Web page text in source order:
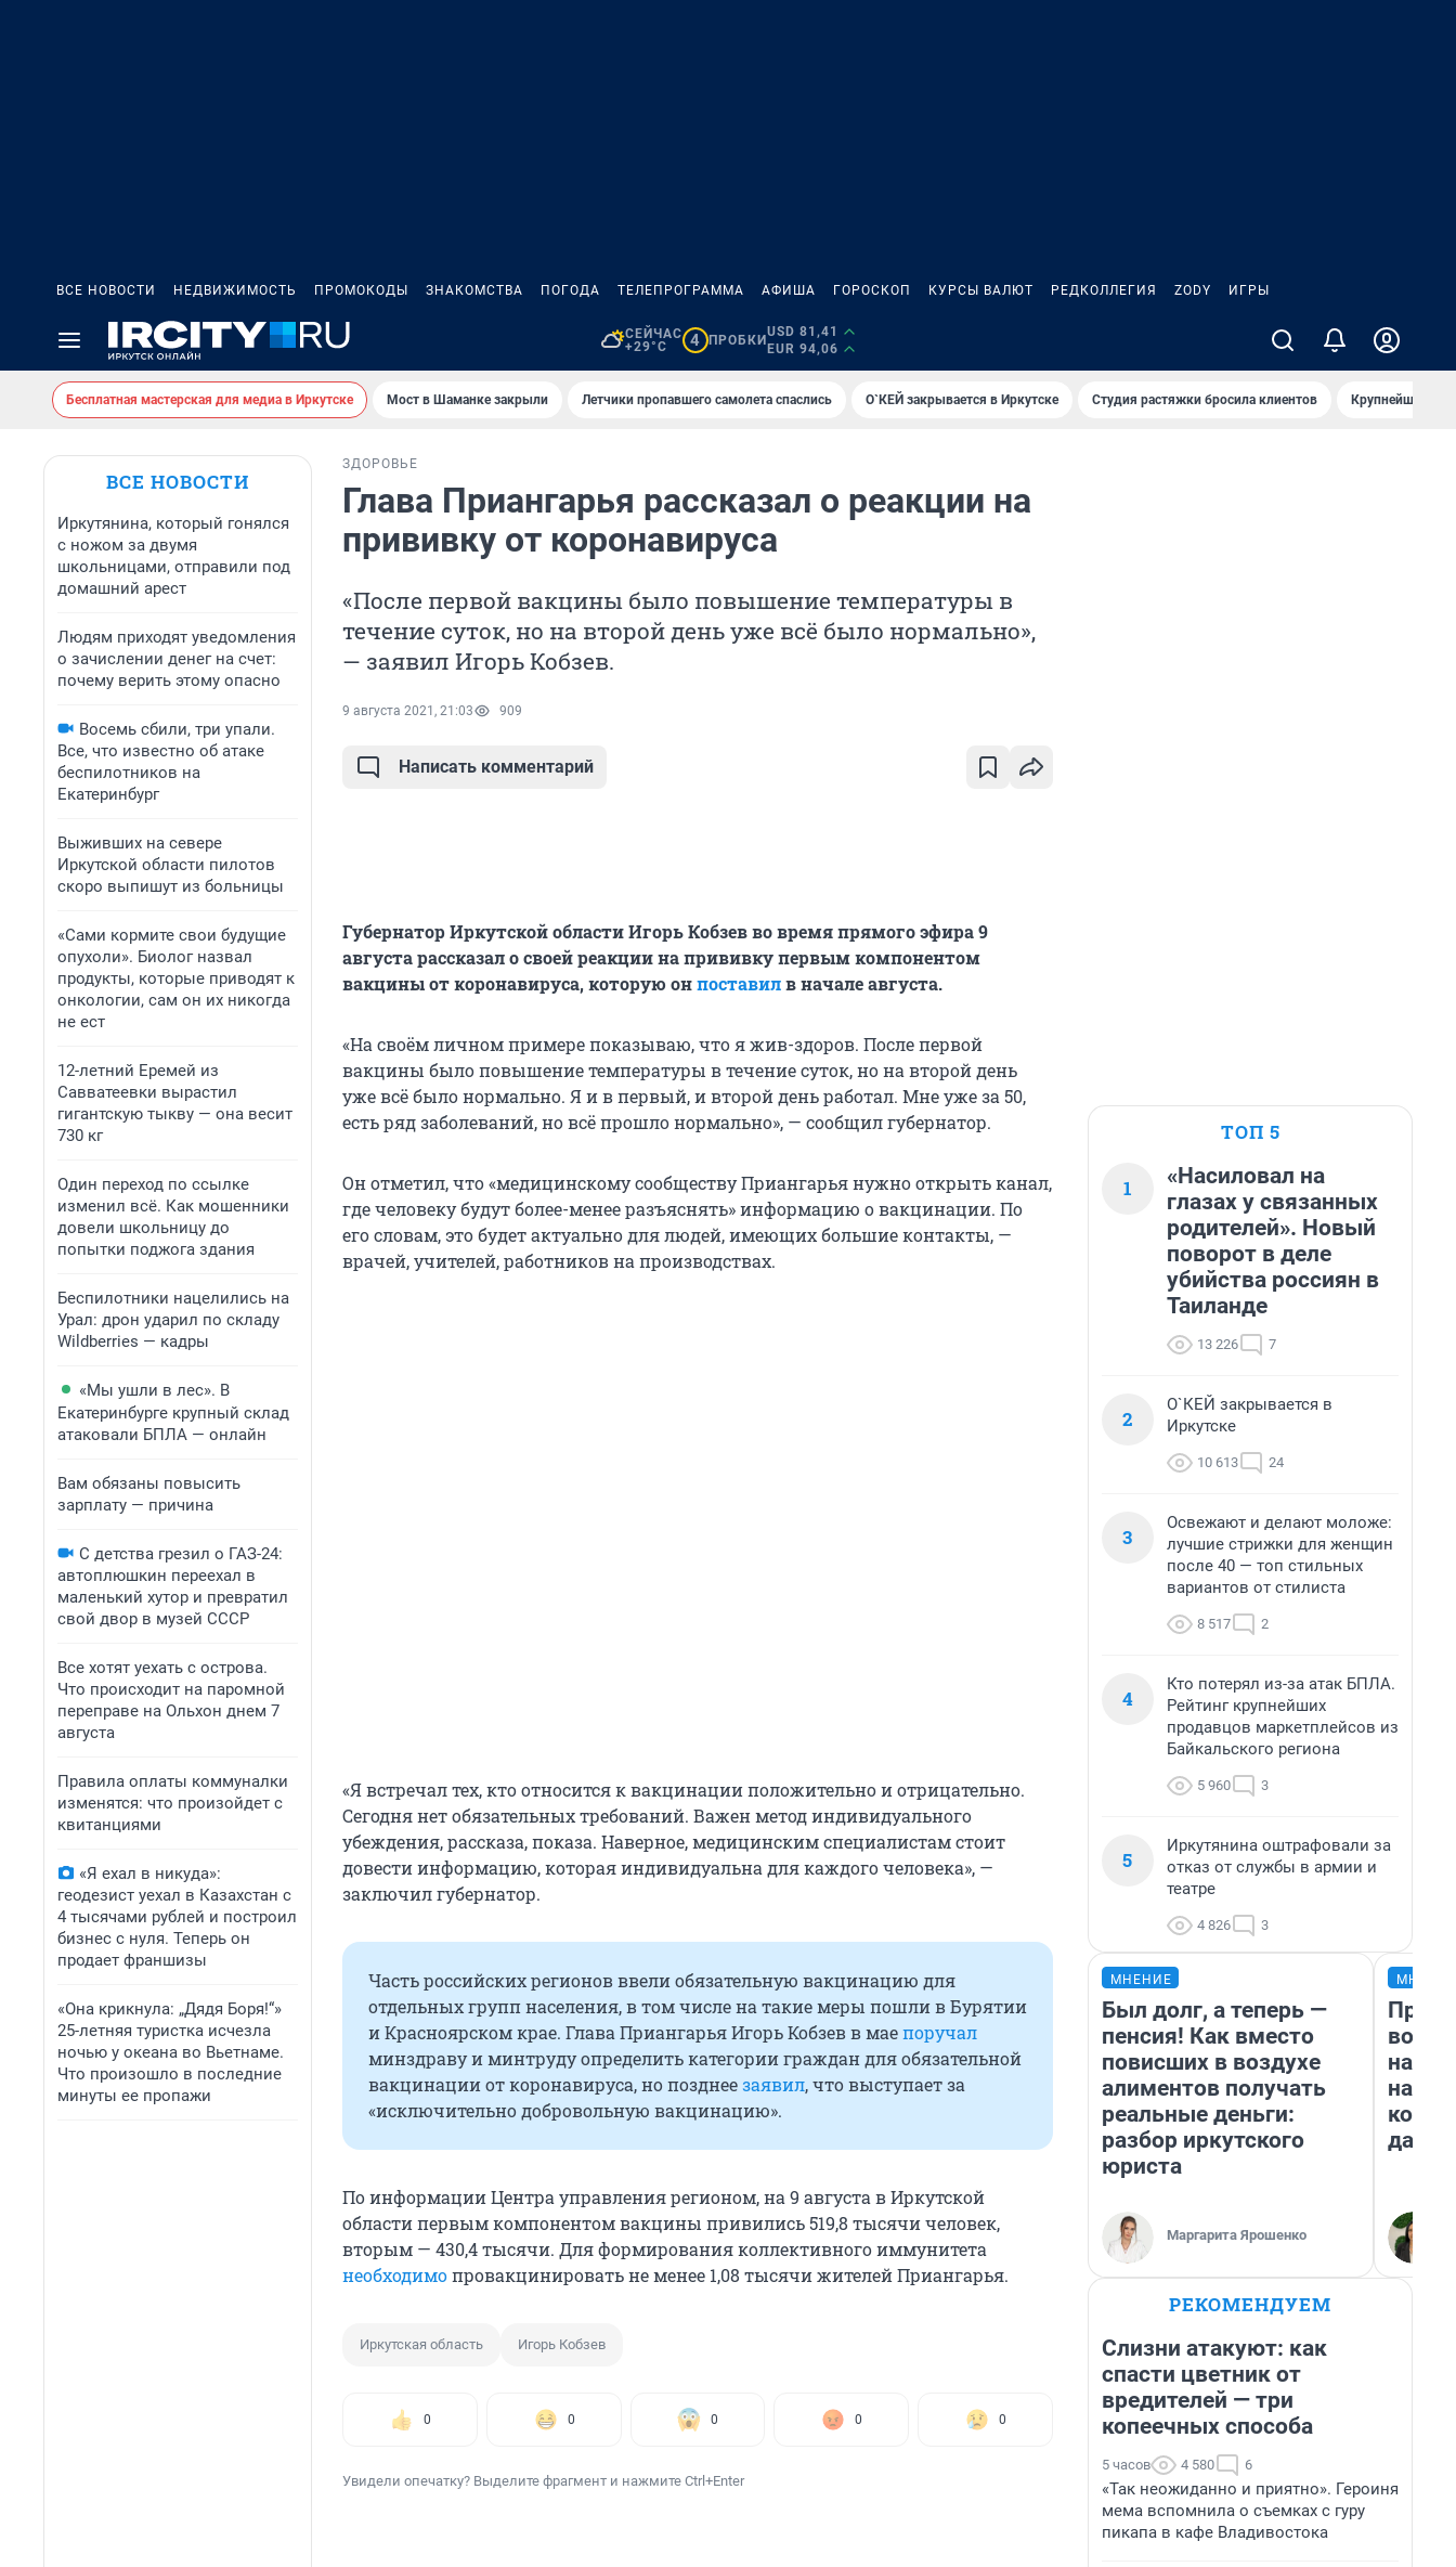
ВСЕ НОВОСТИ НЕДВИЖИМОСТЬ ПРОМОКОДЫ ЗНАКОМСТВА ПОГОДА ТЕЛЕПРОГРАММА АФИША ГОРОСКОП КУРСЫ ВАЛЮТ РЕДКОЛЛЕГИЯ ZODY ИГРЫ
СЕЙЧАС
+29°C
4 ПРОБКИ
USD 81,41
EUR 94,06
Бесплатная мастерская для медиа в Иркутске Мост в Шаманке закрыли Летчики пропавшего самолета спаслись О`КЕЙ закрывается в Иркутске Студия растяжки бросила клиентов Крупнейшие
ВСЕ НОВОСТИ
Иркутянина, который гонялся
с ножом за двумя
школьницами, отправили под
домашний арест
Людям приходят уведомления
о зачислении денег на счет:
почему верить этому опасно
Восемь сбили, три упали.
Все, что известно об атаке
беспилотников на
Екатеринбург
Выживших на севере
Иркутской области пилотов
скоро выпишут из больницы
«Сами кормите свои будущие
опухоли». Биолог назвал
продукты, которые приводят к
онкологии, сам он их никогда
не ест
12-летний Еремей из
Савватеевки вырастил
гигантскую тыкву — она весит
730 кг
Один переход по ссылке
изменил всё. Как мошенники
довели школьницу до
попытки поджога здания
Беспилотники нацелились на
Урал: дрон ударил по складу
Wildberries — кадры
«Мы ушли в лес». В
Екатеринбурге крупный склад
атаковали БПЛА — онлайн
Вам обязаны повысить
зарплату — причина
С детства грезил о ГАЗ-24:
автоплюшкин переехал в
маленький хутор и превратил
свой двор в музей СССР
Все хотят уехать с острова.
Что происходит на паромной
переправе на Ольхон днем 7
августа
Правила оплаты коммуналки
изменятся: что произойдет с
квитанциями
«Я ехал в никуда»:
геодезист уехал в Казахстан с
4 тысячами рублей и построил
бизнес с нуля. Теперь он
продает франшизы
«Она крикнула: „Дядя Боря!“»
25-летняя туристка исчезла
ночью у океана во Вьетнаме.
Что произошло в последние
минуты ее пропажи
ЗДОРОВЬЕ
Глава Приангарья рассказал о реакции на
прививку от коронавируса
«После первой вакцины было повышение температуры в
течение суток, но на второй день уже всё было нормально»,
— заявил Игорь Кобзев.
9 августа 2021, 21:03 909
Написать комментарий
Губернатор Иркутской области Игорь Кобзев во время прямого эфира 9
августа рассказал о своей реакции на прививку первым компонентом
вакцины от коронавируса, которую онпоставилв начале августа.
«На своём личном примере показываю, что я жив-здоров. После первой
вакцины было повышение температуры в течение суток, но на второй день
уже всё было нормально. Я и в первый, и второй день работал. Мне уже за 50,
есть ряд заболеваний, но всё прошло нормально», — сообщил губернатор.
Он отметил, что «медицинскому сообществу Приангарья нужно открыть канал,
где человеку будут более-менее разъяснять» информацию о вакцинации. По
его словам, это будет актуально для людей, имеющих большие контакты, —
врачей, учителей, работников на производствах.
«Я встречал тех, кто относится к вакцинации положительно и отрицательно.
Сегодня нет обязательных требований. Важен метод индивидуального
убеждения, рассказа, показа. Наверное, медицинским специалистам стоит
довести информацию, которая индивидуальна для каждого человека», —
заключил губернатор.
Часть российских регионов ввели обязательную вакцинацию для
отдельных групп населения, в том числе на такие меры пошли в Бурятии
и Красноярском крае. Глава Приангарья Игорь Кобзев в маепоручал
минздраву и минтруду определить категории граждан для обязательной
вакцинации от коронавируса, но позднеезаявил, что выступает за
«исключительно добровольную вакцинацию».
По информации Центра управления регионом, на 9 августа в Иркутской
области первым компонентом вакцины привились 519,8 тысячи человек,
вторым — 430,4 тысячи. Для формирования коллективного иммунитета
необходимопровакцинировать не менее 1,08 тысячи жителей Приангарья.
Иркутская область Игорь Кобзев
0 0 0 0 0
Увидели опечатку? Выделите фрагмент и нажмите Ctrl+Enter
ТОП 5
1
«Насиловал на
глазах у связанных
родителей». Новый
поворот в деле
убийства россиян в
Таиланде
13 226 7
2
О`КЕЙ закрывается в
Иркутске
10 613 24
3
Освежают и делают моложе:
лучшие стрижки для женщин
после 40 — топ стильных
вариантов от стилиста
8 517 2
4
Кто потерял из-за атак БПЛА.
Рейтинг крупнейших
продавцов маркетплейсов из
Байкальского региона
5 960 3
5
Иркутянина оштрафовали за
отказ от службы в армии и
театре
4 826 3
МНЕНИЕ
Был долг, а теперь —
пенсия! Как вместо
повисших в воздухе
алиментов получать
реальные деньги:
разбор иркутского
юриста
Маргарита Ярошенко
нам
даже
РЕКОМЕНДУЕМ
Слизни атакуют: как
спасти цветник от
вредителей — три
копеечных способа
5 часов 4 580 6
«Так неожиданно и приятно». Героиня
мема вспомнила о съемках с гуру
пикапа в кафе Владивостока